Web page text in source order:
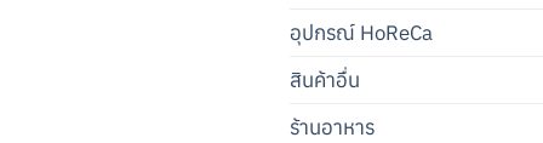
อุปกรณ์ HoReCa
สินค้าอื่น
ร้านอาหาร